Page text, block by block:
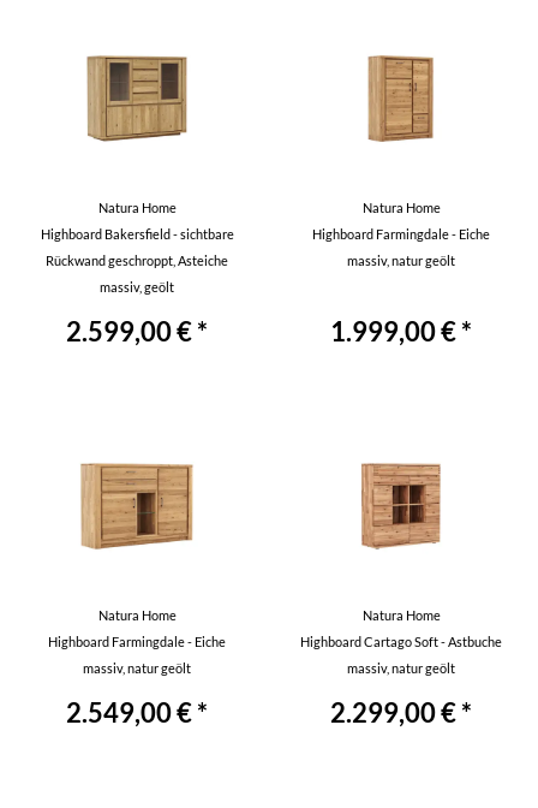
Natura Home
Highboard Bakersfield - sichtbare
Rückwand geschroppt, Asteiche
massiv, geölt
2.599,00 € *
Natura Home
Highboard Farmingdale - Eiche
massiv, natur geölt
1.999,00 € *
Natura Home
Highboard Farmingdale - Eiche
massiv, natur geölt
2.549,00 € *
Natura Home
Highboard Cartago Soft - Astbuche
massiv, natur geölt
2.299,00 € *